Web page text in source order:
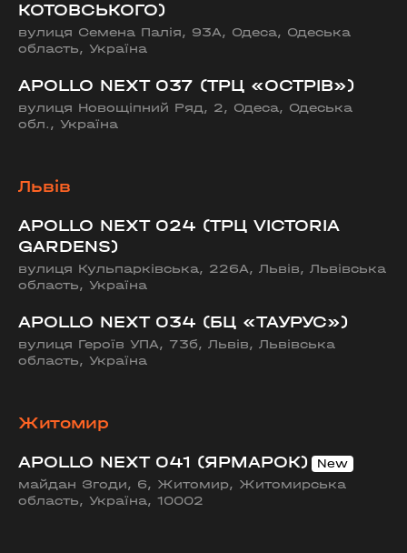
КОТОВСЬКОГО)
вулиця Семена Палія, 93А, Одеса, Одеська
область, Україна
APOLLO NEXT 037 (ТРЦ «ОСТРІВ»)
вулиця Новощіпний Ряд, 2, Одеса, Одеська
обл., Україна
Львів
APOLLO NEXT 024 (ТРЦ VICTORIA
GARDENS)
вулиця Кульпарківська, 226А, Львів, Львівська
область, Україна
APOLLO NEXT 034 (БЦ «ТАУРУС»)
вулиця Героїв УПА, 73б, Львів, Львівська
область, Україна
Житомир
APOLLO NEXT 041 (ЯРМАРОК)
майдан Згоди, 6, Житомир, Житомирська
область, Україна, 10002